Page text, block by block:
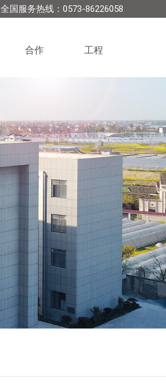
全国服务热线：0573-86226058
合作 工程